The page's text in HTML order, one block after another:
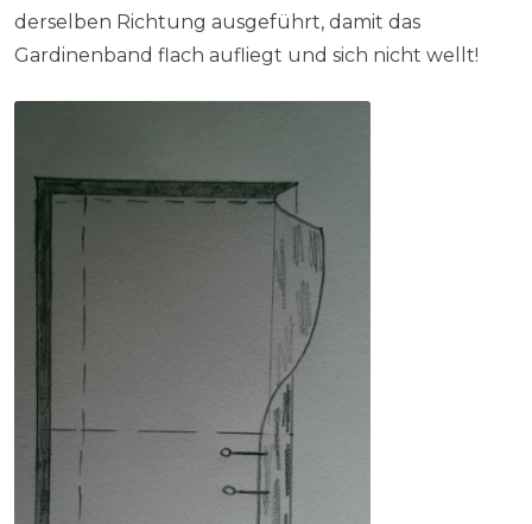
derselben Richtung ausgeführt, damit das
Gardinenband flach aufliegt und sich nicht wellt!